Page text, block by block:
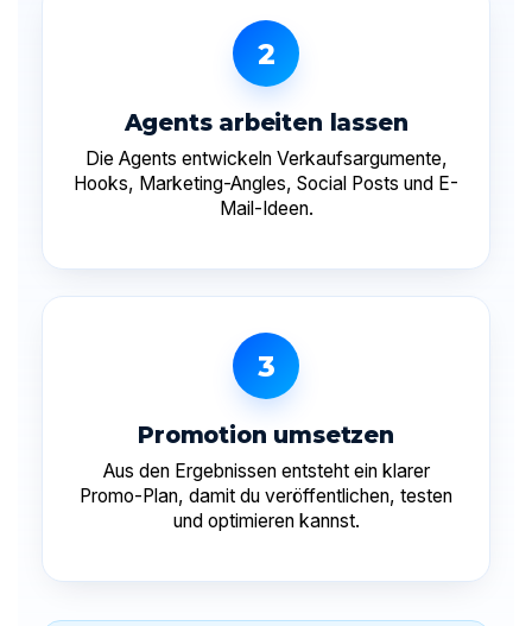
2
Agents arbeiten lassen
Die Agents entwickeln Verkaufsargumente,
Hooks, Marketing-Angles, Social Posts und E-
Mail-Ideen.
3
Promotion umsetzen
Aus den Ergebnissen entsteht ein klarer
Promo-Plan, damit du veröffentlichen, testen
und optimieren kannst.